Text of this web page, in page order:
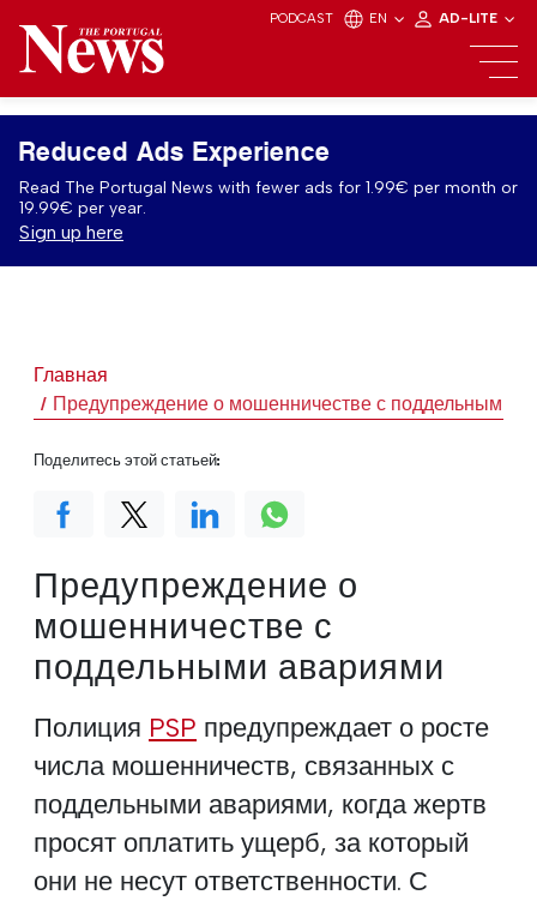
PODCAST EN AD-LITE
Reduced Ads Experience
Read The Portugal News with fewer ads for 1.99€ per month or
19.99€ per year.
Sign up here
Главная
Предупреждение о мошенничестве с поддельными
Предупреждение о
мошенничестве с
поддельными авариями
Полиция PSP предупреждает о росте
числа мошенничеств, связанных с
поддельными авариями, когда жертв
просят оплатить ущерб, за который
они не несут ответственности. С
Поделитесь этой статьей: